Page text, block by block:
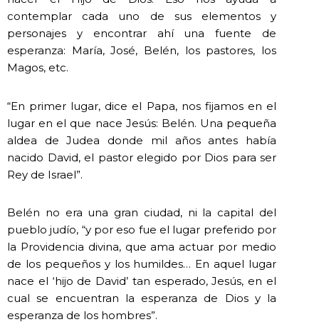
contemplar cada uno de sus elementos y
personajes y encontrar ahí una fuente de
esperanza: María, José, Belén, los pastores, los
Magos, etc.
“En primer lugar, dice el Papa, nos fijamos en el
lugar en el que nace Jesús: Belén. Una pequeña
aldea de Judea donde mil años antes había
nacido David, el pastor elegido por Dios para ser
Rey de Israel”.
Belén no era una gran ciudad, ni la capital del
pueblo judío, “y por eso fue el lugar preferido por
la Providencia divina, que ama actuar por medio
de los pequeños y los humildes… En aquel lugar
nace el ‘hijo de David’ tan esperado, Jesús, en el
cual se encuentran la esperanza de Dios y la
esperanza de los hombres”.